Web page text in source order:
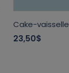
Cake-vaisselle
23,50$